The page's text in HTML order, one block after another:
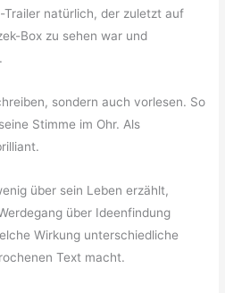
Trailer natürlich, der zuletzt auf
Box zu sehen war und
sondern auch vorlesen. So
Stimme im Ohr. Als
über sein Leben erzählt,
über Ideenfindung
Wirkung unterschiedliche
Text macht.